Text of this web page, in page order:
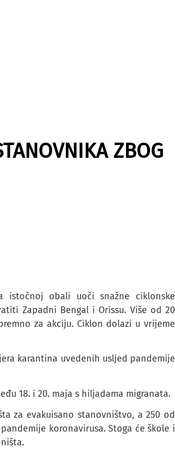
ZBOG
istočnoj obali uoči snažne ciklonske
Zapadni Bengal i Orissu. Više od 20
za akciju. Ciklon dolazi u vrijeme
karantina uvedenih usljed pandemije
18. i 20. maja s hiljadama migranata.
za evakuisano stanovništvo, a 250 od
koronavirusa. Stoga će škole i